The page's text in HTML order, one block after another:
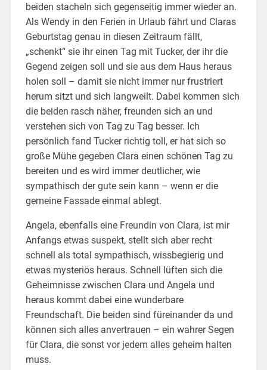
beiden stacheln sich gegenseitig immer wieder an.
Als Wendy in den Ferien in Urlaub fährt und Claras
Geburtstag genau in diesen Zeitraum fällt,
„schenkt“ sie ihr einen Tag mit Tucker, der ihr die
Gegend zeigen soll und sie aus dem Haus heraus
holen soll – damit sie nicht immer nur frustriert
herum sitzt und sich langweilt. Dabei kommen sich
die beiden rasch näher, freunden sich an und
verstehen sich von Tag zu Tag besser. Ich
persönlich fand Tucker richtig toll, er hat sich so
große Mühe gegeben Clara einen schönen Tag zu
bereiten und es wird immer deutlicher, wie
sympathisch der gute sein kann – wenn er die
gemeine Fassade einmal ablegt.
Angela, ebenfalls eine Freundin von Clara, ist mir
Anfangs etwas suspekt, stellt sich aber recht
schnell als total sympathisch, wissbegierig und
etwas mysteriös heraus. Schnell lüften sich die
Geheimnisse zwischen Clara und Angela und
heraus kommt dabei eine wunderbare
Freundschaft. Die beiden sind füreinander da und
können sich alles anvertrauen – ein wahrer Segen
für Clara, die sonst vor jedem alles geheim halten
muss.